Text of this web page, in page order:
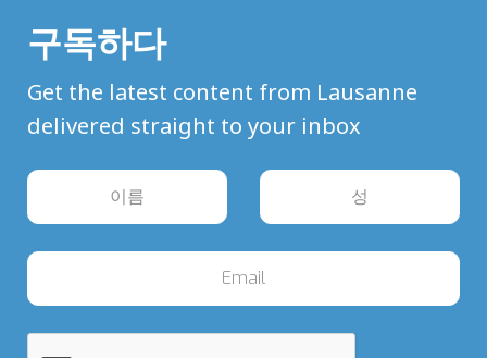
구독하다
Get the latest content from Lausanne
delivered straight to your inbox